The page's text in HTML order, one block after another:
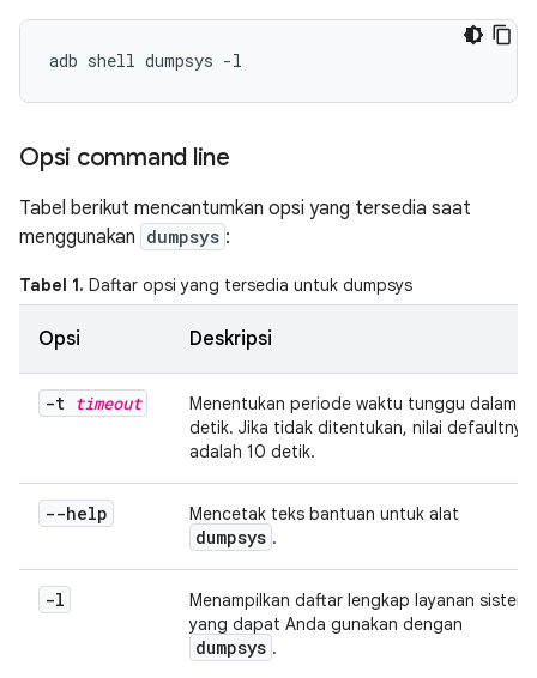
Opsi command line
Tabel berikut mencantumkan opsi yang tersedia saat
menggunakan dumpsys :
Tabel 1. Daftar opsi yang tersedia untuk dumpsys
Opsi Deskripsi
-t timeout
Menentukan periode waktu tunggu dalam
detik. Jika tidak ditentukan, nilai defaultnya
adalah 10 detik.
--help Mencetak teks bantuan untuk alat
dumpsys .
-l
Menampilkan daftar lengkap layanan sistem
yang dapat Anda gunakan dengan
dumpsys .